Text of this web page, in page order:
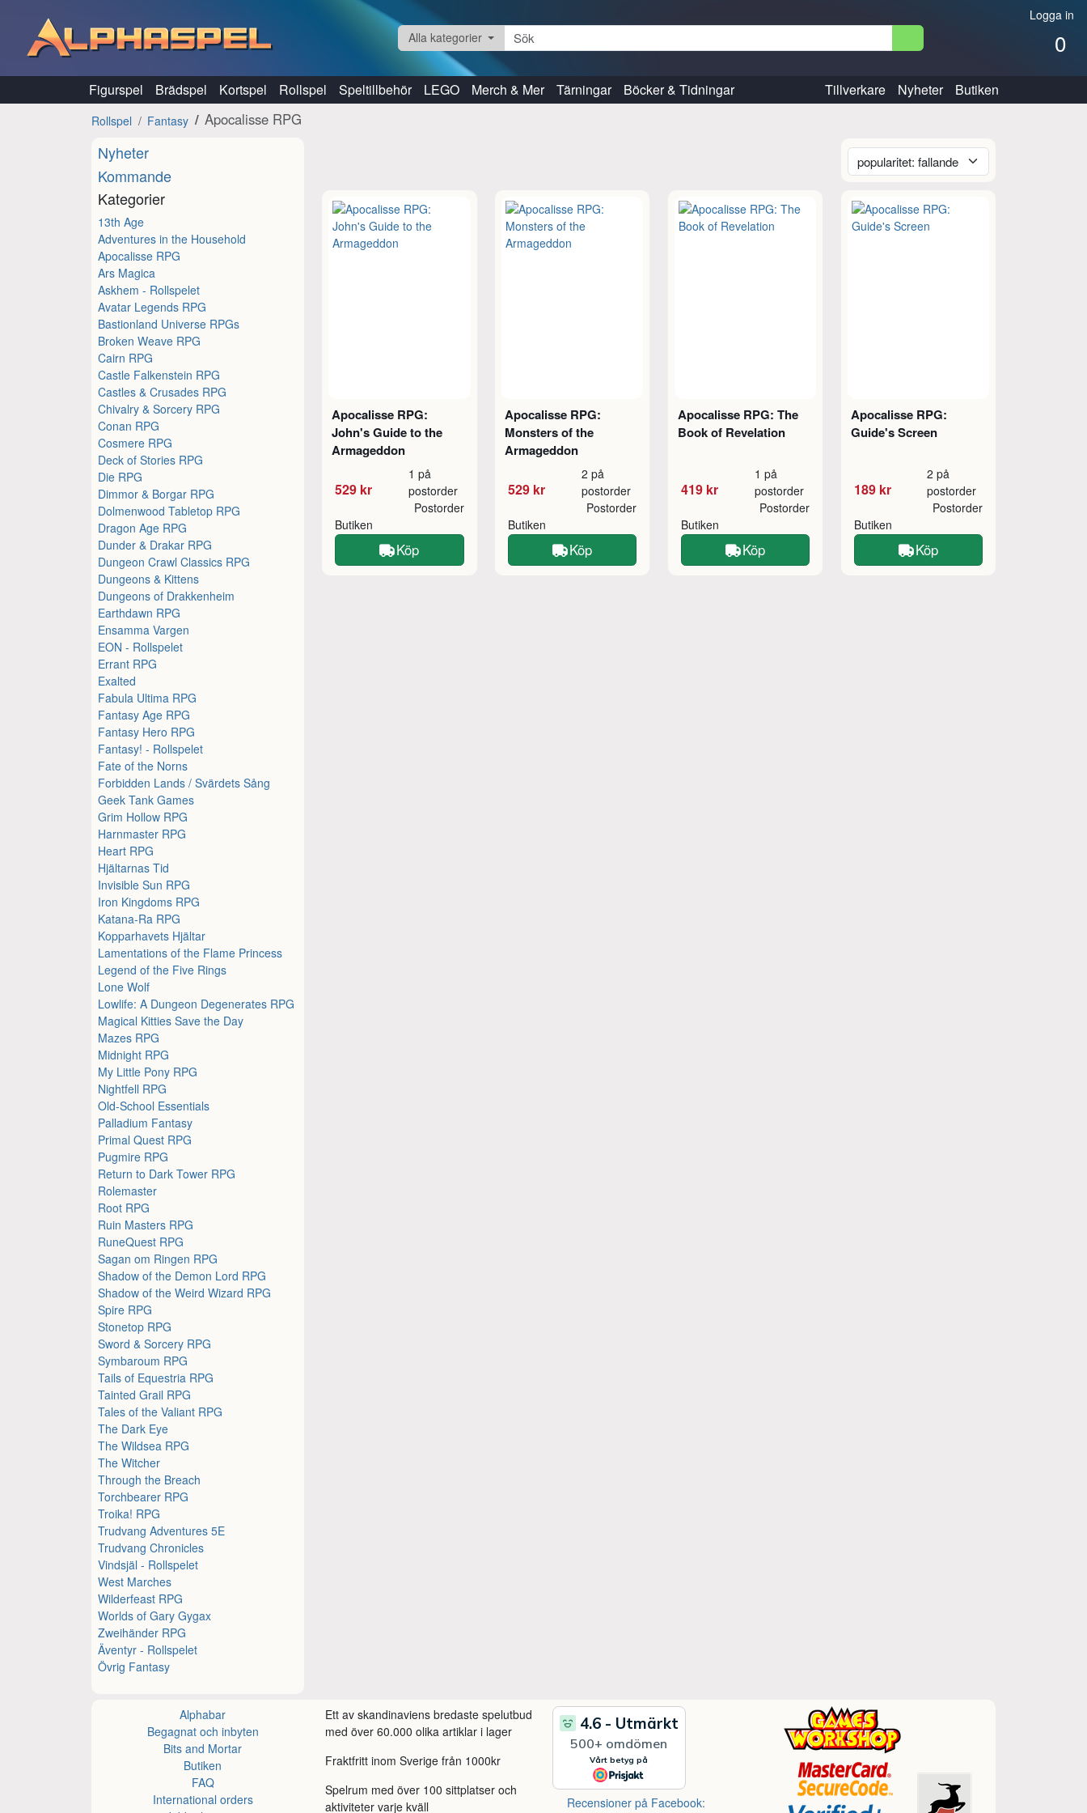
Logga in
0
Alla kategorier
Figurspel Brädspel Kortspel Rollspel Speltillbehör LEGO Merch & Mer Tärningar Böcker & Tidningar Tillverkare Nyheter Butiken
Rollspel Fantasy Apocalisse RPG
Nyheter
Kommande
Kategorier
13th Age
Adventures in the Household
Apocalisse RPG
Ars Magica
Askhem - Rollspelet
Avatar Legends RPG
Bastionland Universe RPGs
Broken Weave RPG
Cairn RPG
Castle Falkenstein RPG
Castles & Crusades RPG
Chivalry & Sorcery RPG
Conan RPG
Cosmere RPG
Deck of Stories RPG
Die RPG
Dimmor & Borgar RPG
Dolmenwood Tabletop RPG
Dragon Age RPG
Dunder & Drakar RPG
Dungeon Crawl Classics RPG
Dungeons & Kittens
Dungeons of Drakkenheim
Earthdawn RPG
Ensamma Vargen
EON - Rollspelet
Errant RPG
Exalted
Fabula Ultima RPG
Fantasy Age RPG
Fantasy Hero RPG
Fantasy! - Rollspelet
Fate of the Norns
Forbidden Lands / Svärdets Sång
Geek Tank Games
Grim Hollow RPG
Harnmaster RPG
Heart RPG
Hjältarnas Tid
Invisible Sun RPG
Iron Kingdoms RPG
Katana-Ra RPG
Kopparhavets Hjältar
Lamentations of the Flame Princess
Legend of the Five Rings
Lone Wolf
Lowlife: A Dungeon Degenerates RPG
Magical Kitties Save the Day
Mazes RPG
Midnight RPG
My Little Pony RPG
Nightfell RPG
Old-School Essentials
Palladium Fantasy
Primal Quest RPG
Pugmire RPG
Return to Dark Tower RPG
Rolemaster
Root RPG
Ruin Masters RPG
RuneQuest RPG
Sagan om Ringen RPG
Shadow of the Demon Lord RPG
Shadow of the Weird Wizard RPG
Spire RPG
Stonetop RPG
Sword & Sorcery RPG
Symbaroum RPG
Tails of Equestria RPG
Tainted Grail RPG
Tales of the Valiant RPG
The Dark Eye
The Wildsea RPG
The Witcher
Through the Breach
Torchbearer RPG
Troika! RPG
Trudvang Adventures 5E
Trudvang Chronicles
Vindsjäl - Rollspelet
West Marches
Wilderfeast RPG
Worlds of Gary Gygax
Zweihänder RPG
Äventyr - Rollspelet
Övrig Fantasy
Apocalisse RPG:
John's Guide to the
Armageddon
529 kr
1 på
postorder
Butiken
Postorder
Köp
Apocalisse RPG:
Monsters of the
Armageddon
529 kr
2 på
postorder
Butiken
Postorder
Köp
Apocalisse RPG: The
Book of Revelation
419 kr
1 på
postorder
Butiken
Postorder
Köp
Apocalisse RPG:
Guide's Screen
189 kr
2 på
postorder
Butiken
Postorder
Köp
Alphabar
Begagnat och inbyten
Bits and Mortar
Butiken
FAQ
International orders
Ett av skandinaviens bredaste spelutbud
med över 60.000 olika artiklar i lager
Fraktfritt inom Sverige från 1000kr
Spelrum med över 100 sittplatser och
aktiviteter varje kväll
Recensioner på Facebook: